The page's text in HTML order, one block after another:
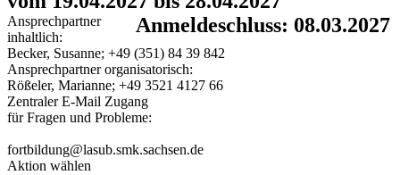
Anmeldeschluss: 08.03.2027
Ansprechpartner
inhaltlich:
Becker, Susanne; +49 (351) 84 39 842
Ansprechpartner organisatorisch:
Rößeler, Marianne; +49 3521 4127 66
Zentraler E-Mail Zugang
für Fragen und Probleme:
fortbildung@lasub.smk.sachsen.de
Aktion wählen